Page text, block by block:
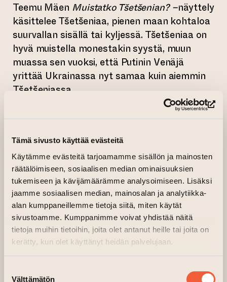
Tämä sivusto käyttää evästeitä
Käytämme evästeitä tarjoamamme sisällön ja mainosten
räätälöimiseen, sosiaalisen median ominaisuuksien
tukemiseen ja kävijämäärämme analysoimiseen. Lisäksi
jaamme sosiaalisen median, mainosalan ja analytiikka-
alan kumppaneillemme tietoja siitä, miten käytät
sivustoamme. Kumppanimme voivat yhdistää näitä
tietoja muihin tietoihin, joita olet antanut heille tai joita on
kerätty, kun olet käyttänyt heidän palvelujaan.
Välttämätön
Teemu Mäen Muistatko Tšetšenian? –näyttely
käsittelee Tšetšeniaa, pienen maan kohtaloa
suurvallan sisällä tai kyljessä. Tšetšeniaa on
hyvä muistella monestakin syystä, muun
muassa sen vuoksi, että Putinin Venäjä
yrittää Ukrainassa nyt samaa kuin aiemmin
Tšetšeniassa.
Tšetšenian sotien ja historian lisäksi näyttely
maailmanpolitiikkaa ja sodankäynnin
muuttuvaa luonnetta sekä sotien oikeutusta.
Näyttelyn tekstiosuuksissa Mäki selvittää
mitä eroja ja yhtäläisyyksiä on esimerkiksi
Suomen käymillä sodilla (1918, 1939–1940,
1941–1945), Tšetšenian sodilla (1994–1996,
1999–2009) ja kahdella sodalla, jotka USA
kävi Irakia vastaan (1990, 2003).
Näyttelyyn sisältyy kuvataideteosten lisäksi
tekstejä, joita ovat kirjoittaneet Mäen lisäksi